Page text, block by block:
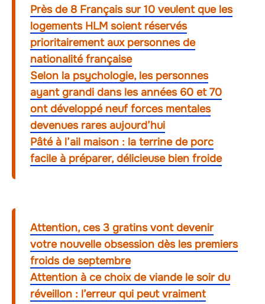
Près de 8 Français sur 10 veulent que les
logements HLM soient réservés
prioritairement aux personnes de
nationalité française
Selon la psychologie, les personnes
ayant grandi dans les années 60 et 70
ont développé neuf forces mentales
devenues rares aujourd’hui
Pâté à l’ail maison : la terrine de porc
facile à préparer, délicieuse bien froide
Attention, ces 3 gratins vont devenir
votre nouvelle obsession dès les premiers
froids de septembre
Attention à ce choix de viande le soir du
réveillon : l’erreur qui peut vraiment